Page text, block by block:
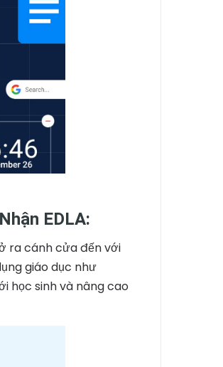
EDLA:
ra cánh cửa đến với
giáo dục như
học sinh và nâng cao